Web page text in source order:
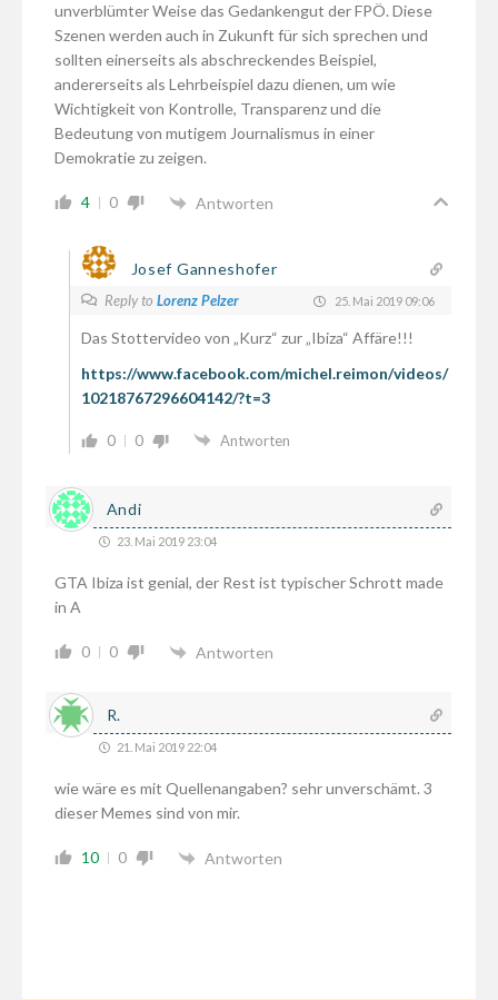
unverblümter Weise das Gedankengut der FPÖ. Diese
Szenen werden auch in Zukunft für sich sprechen und
sollten einerseits als abschreckendes Beispiel,
andererseits als Lehrbeispiel dazu dienen, um wie
Wichtigkeit von Kontrolle, Transparenz und die
Bedeutung von mutigem Journalismus in einer
Demokratie zu zeigen.
4 0 Antworten
Josef Ganneshofer
Reply to Lorenz Pelzer 25. Mai 2019 09:06
Das Stottervideo von „Kurz“ zur „Ibiza“ Affäre!!!
https://www.facebook.com/michel.reimon/videos/
10218767296604142/?t=3
0 0 Antworten
Andi
23. Mai 2019 23:04
GTA Ibiza ist genial, der Rest ist typischer Schrott made
in A
0 0 Antworten
R.
21. Mai 2019 22:04
wie wäre es mit Quellenangaben? sehr unverschämt. 3
dieser Memes sind von mir.
10 0 Antworten